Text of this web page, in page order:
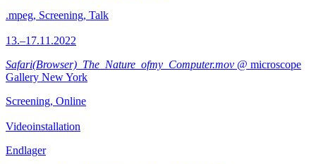
.mpeg, Screening, Talk
13.–17.11.2022
Safari(Browser)_The_Nature_ofmy_Computer.mov @ microscope
Gallery New York
Screening, Online
Videoinstallation
Endlager